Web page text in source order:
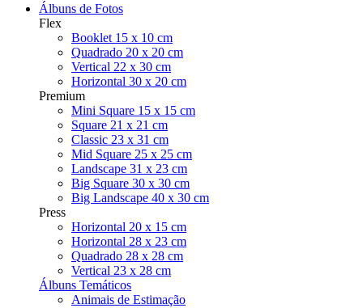
Álbuns de Fotos
Flex
Booklet 15 x 10 cm
Quadrado 20 x 20 cm
Vertical 22 x 30 cm
Horizontal 30 x 20 cm
Premium
Mini Square 15 x 15 cm
Square 21 x 21 cm
Classic 23 x 31 cm
Mid Square 25 x 25 cm
Landscape 31 x 23 cm
Big Square 30 x 30 cm
Big Landscape 40 x 30 cm
Press
Horizontal 20 x 15 cm
Horizontal 28 x 23 cm
Quadrado 28 x 28 cm
Vertical 23 x 28 cm
Álbuns Temáticos
Animais de Estimação